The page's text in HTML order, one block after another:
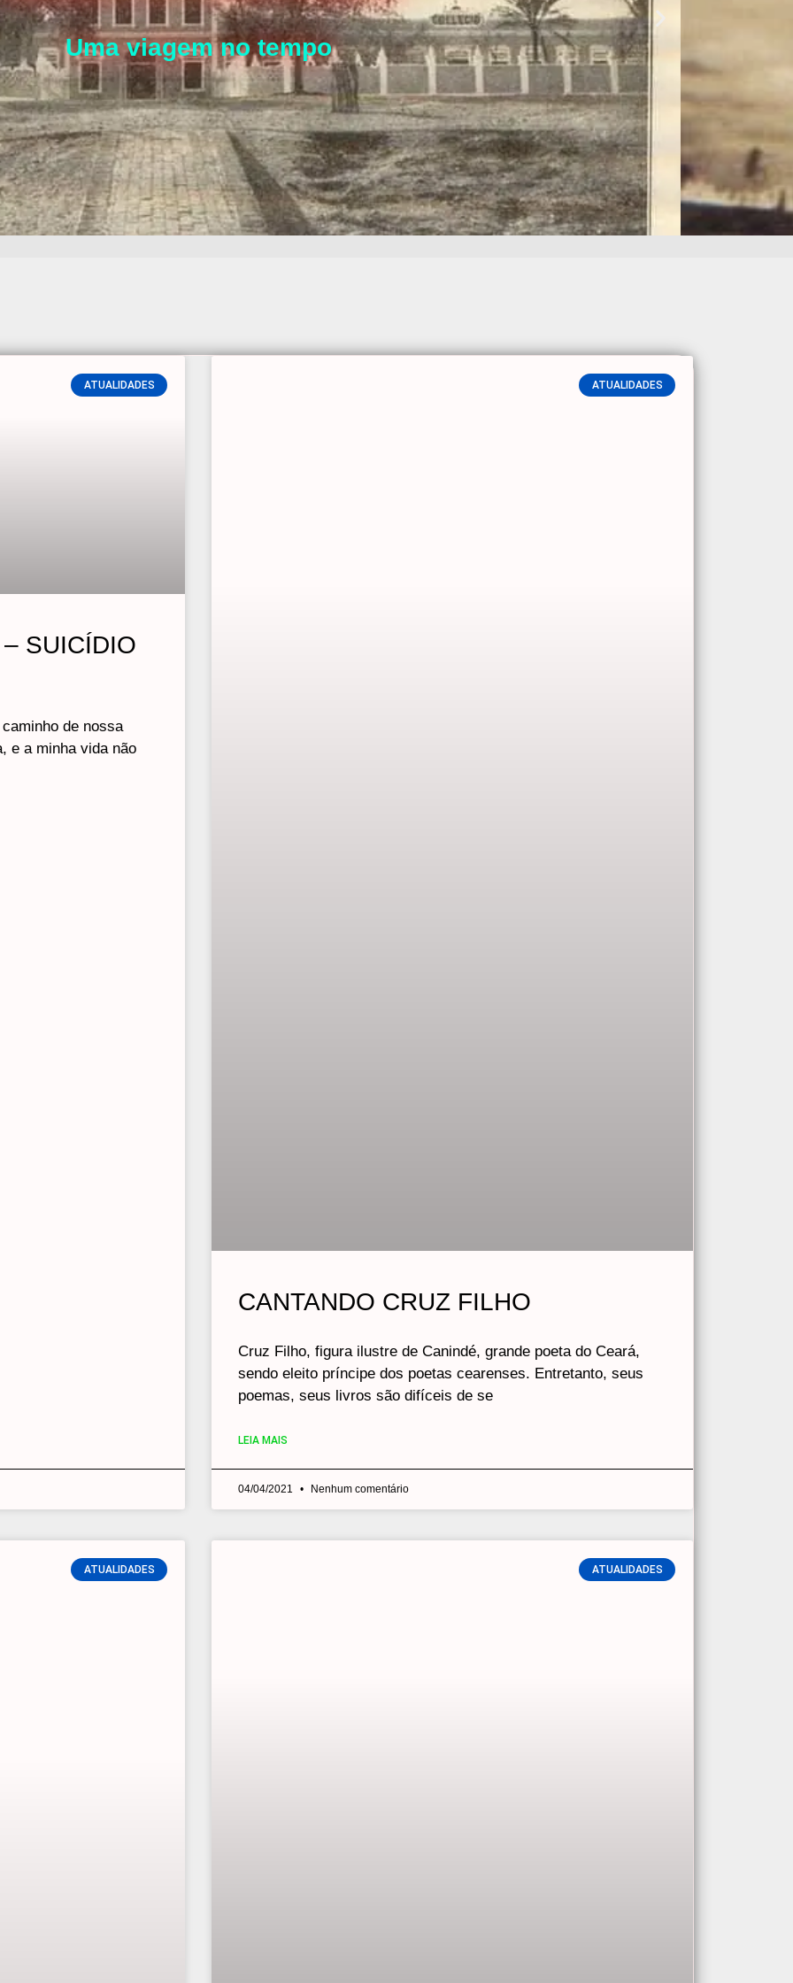
Uma viagem no tempo
ATUALIDADES
SUICÍDIO
de nossa
e a minha vida não
ATUALIDADES
CANTANDO CRUZ FILHO
Cruz Filho, figura ilustre de Canindé, grande poeta do Ceará,
sendo eleito príncipe dos poetas cearenses. Entretanto, seus
poemas, seus livros são difíceis de se
LEIA MAIS
04/04/2021 Nenhum comentário
ATUALIDADES ATUALIDADES